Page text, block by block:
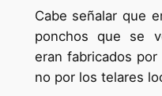
Cabe señalar que
ponchos que se
eran fabricados
no por los telares